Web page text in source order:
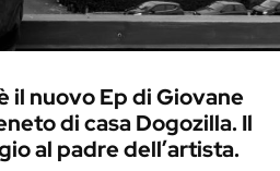
il nuovo Ep di Giovane
di casa Dogozilla. Il
al padre dell’artista.